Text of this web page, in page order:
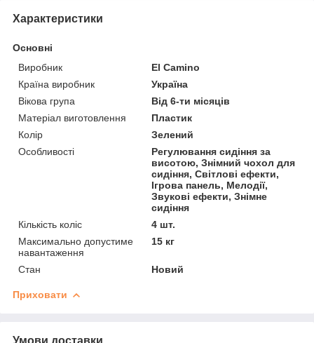
Характеристики
Основні
Виробник
El Camino
Країна виробник
Україна
Вікова група
Від 6-ти місяців
Матеріал виготовлення
Пластик
Колір
Зелений
Особливості
Регулювання сидіння за
висотою, Знімний чохол для
сидіння, Світлові ефекти,
Ігрова панель, Мелодії,
Звукові ефекти, Знімне
сидіння
Кількість коліс
4 шт.
Максимально допустиме
навантаження
15 кг
Стан Новий
Приховати
Умови доставки